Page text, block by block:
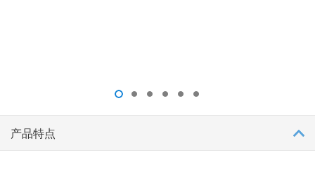
绿洲云集中管理，支持设备软件升级、配置自动下发、设备运行监
控、故障告警等。
产品特点